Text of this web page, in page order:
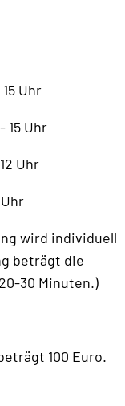
Uhr
15 Uhr
Uhr
wird individuell
beträgt die
30 Minuten.)
100 Euro.